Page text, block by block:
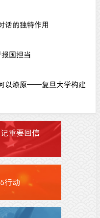
话的独特作用
国担当
以燎原——复旦大学构建
重要回信
行动